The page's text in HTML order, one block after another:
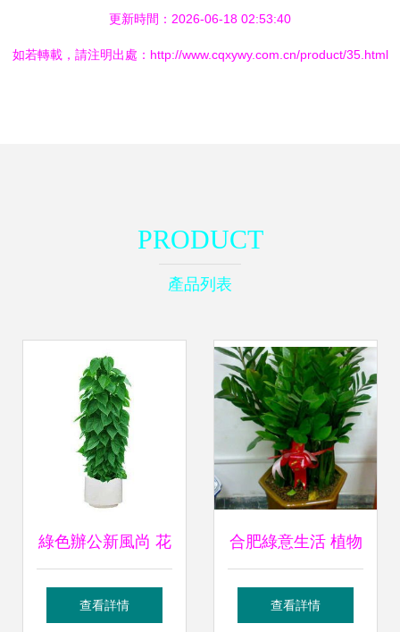
更新時間：2026-06-18 02:53:40
如若轉載，請注明出處：http://www.cqxywy.com.cn/product/35.html
PRODUCT
產品列表
綠色辦公新風尚 花
卉租借業務精選推
查看詳情
合肥綠意生活 植物
租賃讓家居與辦公
查看詳情